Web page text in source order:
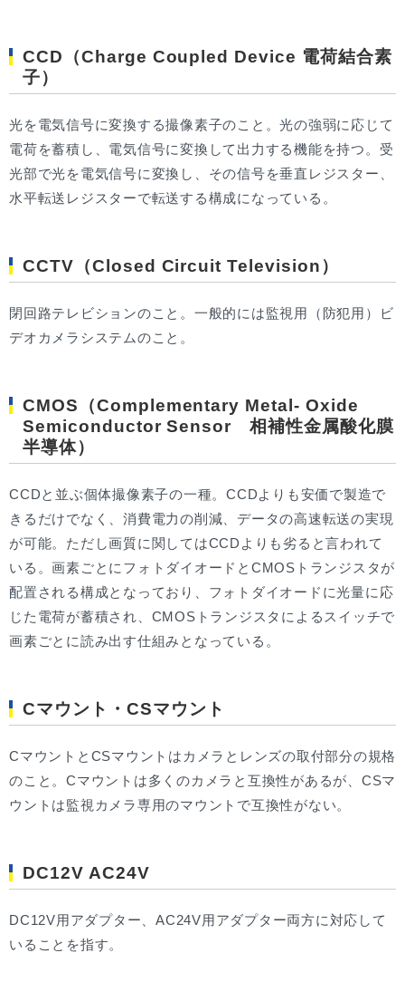
CCD（Charge Coupled Device 電荷結合素
子）
光を電気信号に変換する撮像素子のこと。光の強弱に応じて
電荷を蓄積し、電気信号に変換して出力する機能を持つ。受
光部で光を電気信号に変換し、その信号を垂直レジスター、
水平転送レジスターで転送する構成になっている。
CCTV（Closed Circuit Television）
閉回路テレビションのこと。一般的には監視用（防犯用）ビ
デオカメラシステムのこと。
CMOS（Complementary Metal- Oxide
Semiconductor Sensor 相補性金属酸化膜
半導体）
CCDと並ぶ個体撮像素子の一種。CCDよりも安価で製造で
きるだけでなく、消費電力の削減、データの高速転送の実現
が可能。ただし画質に関してはCCDよりも劣ると言われて
いる。画素ごとにフォトダイオードとCMOSトランジスタが
配置される構成となっており、フォトダイオードに光量に応
じた電荷が蓄積され、CMOSトランジスタによるスイッチで
画素ごとに読み出す仕組みとなっている。
Cマウント・CSマウント
CマウントとCSマウントはカメラとレンズの取付部分の規格
のこと。Cマウントは多くのカメラと互換性があるが、CSマ
ウントは監視カメラ専用のマウントで互換性がない。
DC12V AC24V
DC12V用アダプター、AC24V用アダプター両方に対応して
いることを指す。